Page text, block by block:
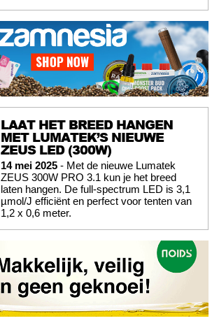
LAAT HET BREED HANGEN
MET LUMATEK’S NIEUWE
ZEUS LED (300W)
14 mei 2025 - Met de nieuwe Lumatek
ZEUS 300W PRO 3.1 kun je het breed
laten hangen. De full-spectrum LED is 3,1
µmol/J efficiënt en perfect voor tenten van
1,2 x 0,6 meter.